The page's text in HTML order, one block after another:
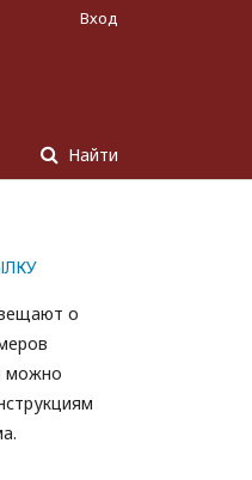
Найти
Вход
о
можно